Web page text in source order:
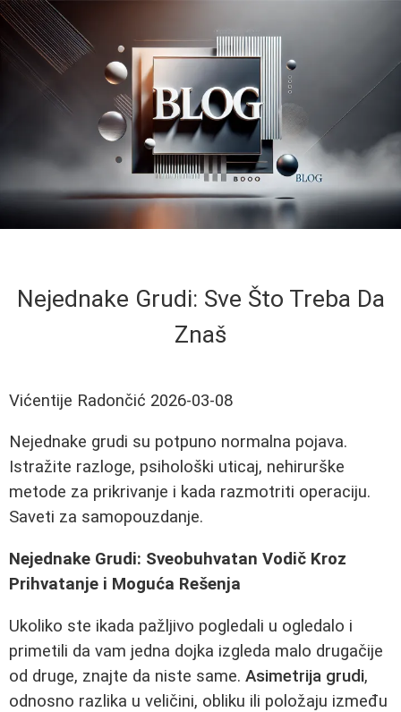
Nejednake Grudi: Sve Što Treba Da
Znaš
Vićentije Radončić 2026-03-08
Nejednake grudi su potpuno normalna pojava.
Istražite razloge, psihološki uticaj, nehirurške
metode za prikrivanje i kada razmotriti operaciju.
Saveti za samopouzdanje.
Nejednake Grudi: Sveobuhvatan Vodič Kroz
Prihvatanje i Moguća Rešenja
Ukoliko ste ikada pažljivo pogledali u ogledalo i
primetili da vam jedna dojka izgleda malo drugačije
od druge, znajte da niste same. Asimetrija grudi,
odnosno razlika u veličini, obliku ili položaju između